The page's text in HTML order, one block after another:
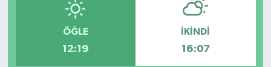
ÖĞLE
12:19
İKINDI
16:07